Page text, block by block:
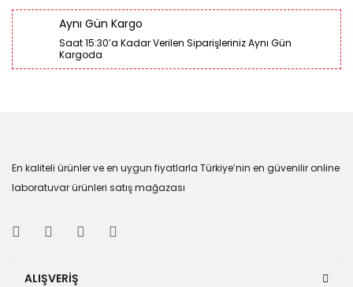
Aynı Gün Kargo
Saat 15:30’a Kadar Verilen Siparişleriniz Aynı Gün
Kargoda
En kaliteli ürünler ve en uygun fiyatlarla Türkiye’nin en güvenilir online
laboratuvar ürünleri satış mağazası
ALIŞVERİŞ